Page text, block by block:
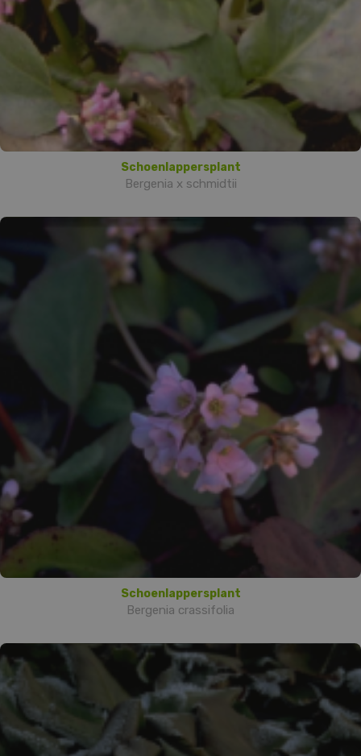
Schoenlappersplant
Bergenia x schmidtii
Schoenlappersplant
Bergenia crassifolia